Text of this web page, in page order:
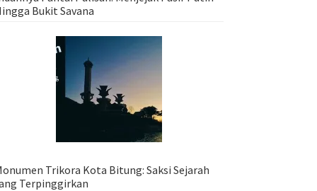
Bukit Savana
Trikora Kota Bitung: Saksi Sejarah
Terpinggirkan